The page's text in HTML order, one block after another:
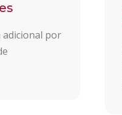
adicional por